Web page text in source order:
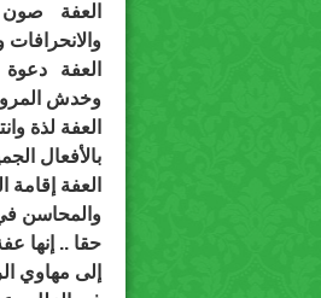
العفة
والانحرافات
العفة
وخدش
العفة لذة
بالأفعال
العفة
والمحاسن
حقا .. إنها
إلى مهاوي